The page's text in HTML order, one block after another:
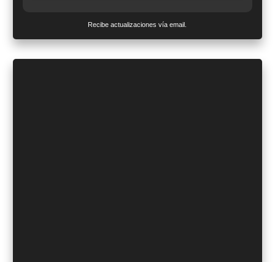
Recibe actualizaciones vía email.